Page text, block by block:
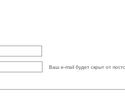
Ваш e-mail будет скрыт от